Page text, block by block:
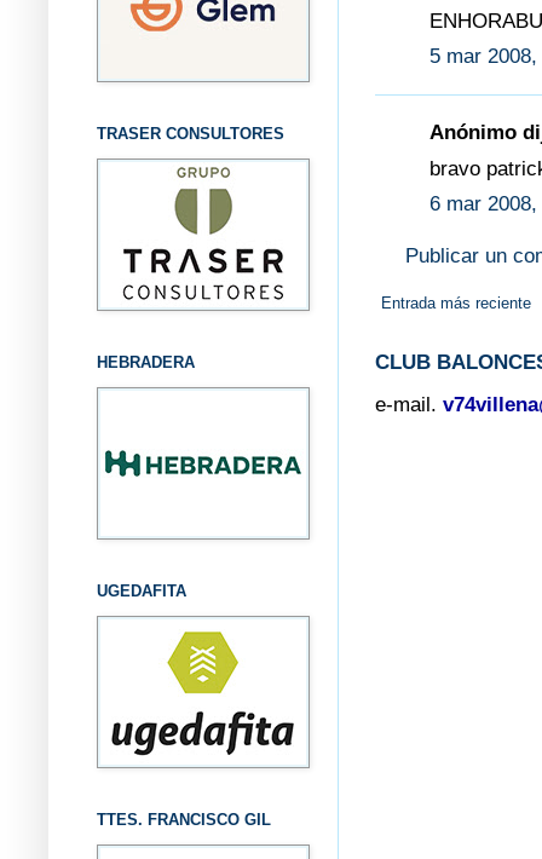
5 mar
Anónimo
bravo
6 mar
Publicar un
Entrada más reciente
CLUB
e-mail.
TRASER CONSULTORES
HEBRADERA
UGEDAFITA
TTES. FRANCISCO GIL